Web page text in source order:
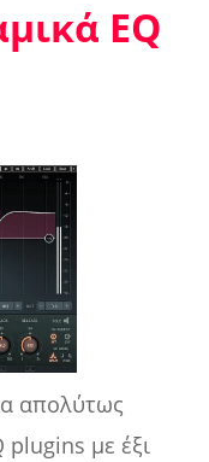
EQ
απολύτως
plugins με έξι